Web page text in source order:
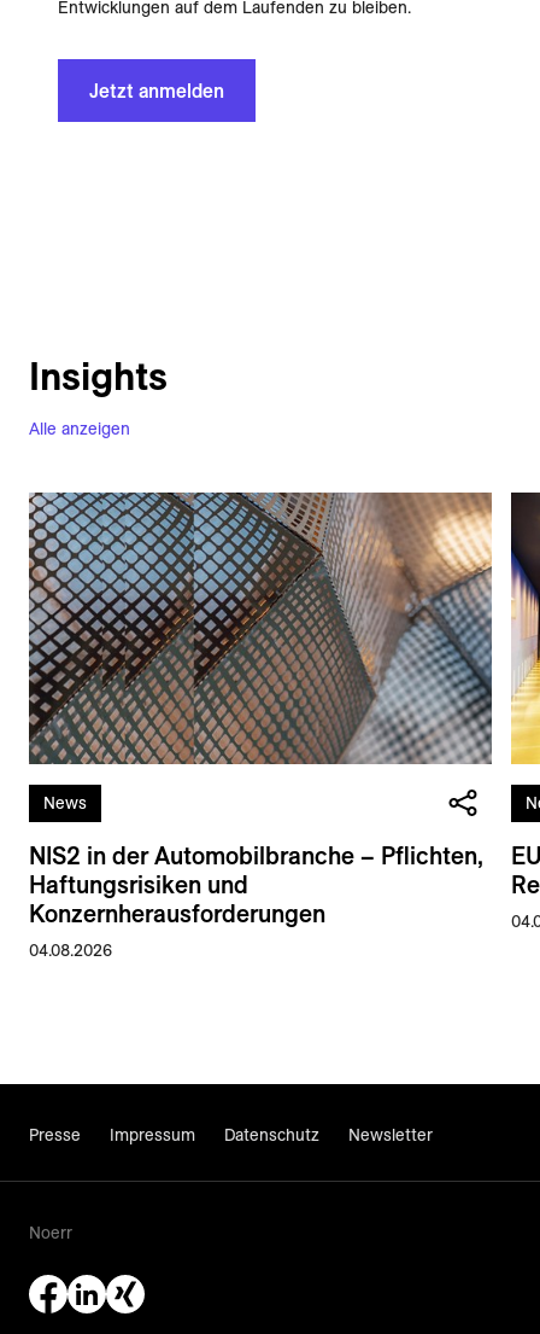
Entwicklungen auf dem Laufenden zu bleiben.
Jetzt anmelden
Alle anzeigen
Insights
News
NIS2 in der Automobilbranche – Pflichten,
Haftungsrisiken und
Konzernherausforderungen
04.08.2026
Presse Impressum Datenschutz Newsletter
Noerr